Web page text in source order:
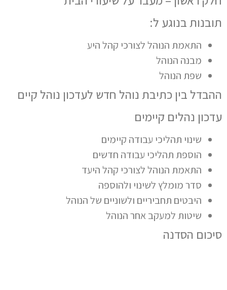
תובנות בנוגע ל:
התאמת הנוהל לצורכי קהל היע
מבנה הנוהל
שפת הנוהל
ההבדל בין כתיבת נוהל חדש לעדכון נוהל קיים
עדכון נהלים קיימים
שינוי תהליכי עבודה קיימים
הוספת תהליכי עבודה חדשים
התאמת הנוהל לצורכי קהל היעד
סדר מומלץ לשינוי ולהוספה
היבטים תחביריים ולשוניים של הנוהל
שיטות למעקב אחר הנוהל
סיכום הסדנה